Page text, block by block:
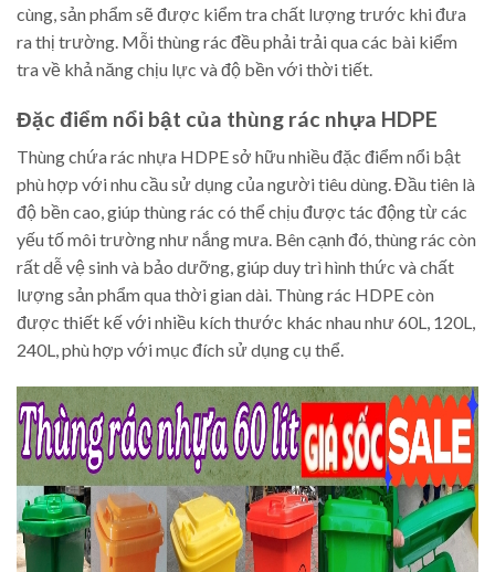
cùng, sản phẩm sẽ được kiểm tra chất lượng trước khi đưa
ra thị trường. Mỗi thùng rác đều phải trải qua các bài kiểm
tra về khả năng chịu lực và độ bền với thời tiết.
Đặc điểm nổi bật của thùng rác nhựa HDPE
Thùng chứa rác nhựa HDPE sở hữu nhiều đặc điểm nổi bật
phù hợp với nhu cầu sử dụng của người tiêu dùng. Đầu tiên là
độ bền cao, giúp thùng rác có thể chịu được tác động từ các
yếu tố môi trường như nắng mưa. Bên cạnh đó, thùng rác còn
rất dễ vệ sinh và bảo dưỡng, giúp duy trì hình thức và chất
lượng sản phẩm qua thời gian dài. Thùng rác HDPE còn
được thiết kế với nhiều kích thước khác nhau như 60L, 120L,
240L, phù hợp với mục đích sử dụng cụ thể.